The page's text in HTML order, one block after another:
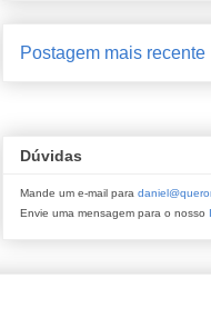
Postagem mais recente
Dúvidas
Mande um e-mail para
Envie uma mensagem para o nosso